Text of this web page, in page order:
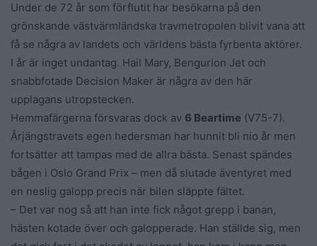
Under de 72 år som förflutit har besökarna på den
grönskande västvärmländska travmetropolen blivit vana att
få se några av landets och världens bästa fyrbenta aktörer.
I år är inget undantag. Hail Mary, Bengurion Jet och
snabbfotade Decision Maker är några av den här
upplagans utropstecken.
Hemmafärgerna försvaras dock av 6 Beartime (V75-7).
Årjängstravets egen hedersman har hunnit bli nio år men
fortsätter att tampas med de allra bästa. Senast spändes
bågen i Oslo Grand Prix – men då slutade äventyret med
en neslig galopp precis när bilen släppte fältet.
– Det var nog så att han inte fick något grepp i banan,
hästen kotade över och galopperade. Han ställde sig, men